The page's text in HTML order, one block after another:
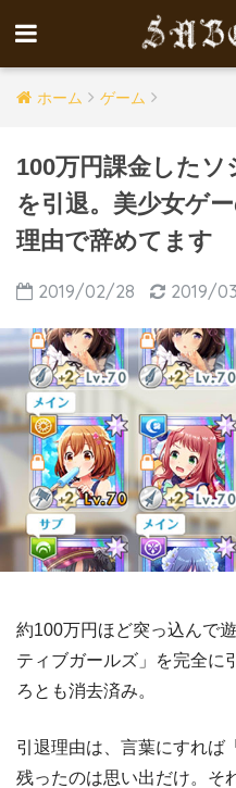
ホーム ゲーム
100万円課金したソ
を引退。美少女ゲ
理由で辞めてます
2019/02/28 2019/
約100万円ほど突っ込んで
ティブガールズ」を完全に
ろとも消去済み。
引退理由は、言葉にすれば
残ったのは思い出だけ。そ